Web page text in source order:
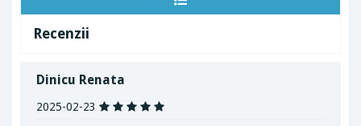
Recenzii
Dinicu Renata
2025-02-23